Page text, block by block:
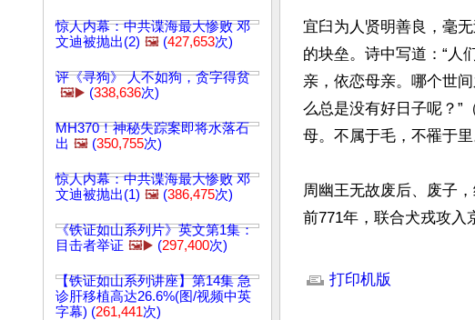
惊人内幕：中共谍海最大惨败 邓
文迪被抛出(2) 🖼️ (427,653次)
评《寻狗》 人不如狗，贪字得贫
🖼️▶️ (338,636次)
MH370！神秘失踪案即将水落石
出 🖼️ (350,755次)
惊人内幕：中共谍海最大惨败 邓
文迪被抛出(1) 🖼️ (386,475次)
《铁证如山系列片》英文第1集：
目击者举证 🖼️▶️ (297,400次)
【铁证如山系列讲座】第14集 急
诊肝移植高达26.6%(图/视频中英
字幕) (261,441次)
宜臼为人贤明善良，毫
的块垒。诗中写道：“人
亲，依恋母亲。哪个世
么总是没有好日子呢？”
母。不属于毛，不罹于里
周幽王无故废后、废子
前771年，联合犬戎攻
打印机版